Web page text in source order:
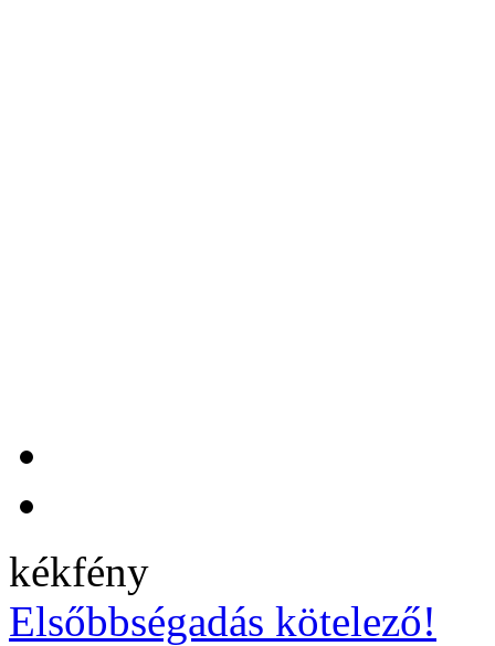
kékfény
Elsőbbségadás kötelező!